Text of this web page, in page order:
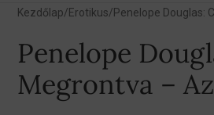
Kezdőlap Erotikus Penelope Douglas:
Penelope
Megrontva –